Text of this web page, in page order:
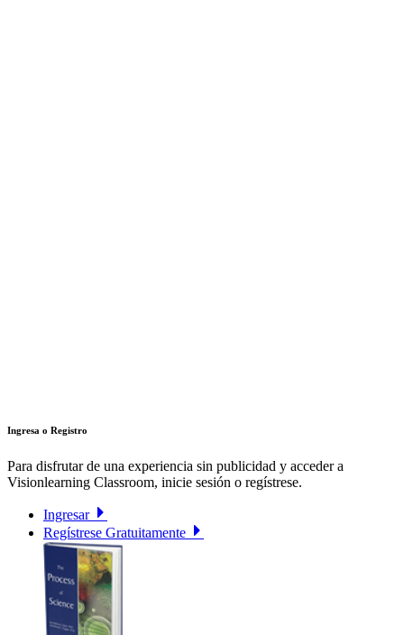
Ingresa o Registro
Para disfrutar de una experiencia sin publicidad y acceder a
Visionlearning Classroom, inicie sesión o regístrese.
Ingresar
Regístrese Gratuitamente